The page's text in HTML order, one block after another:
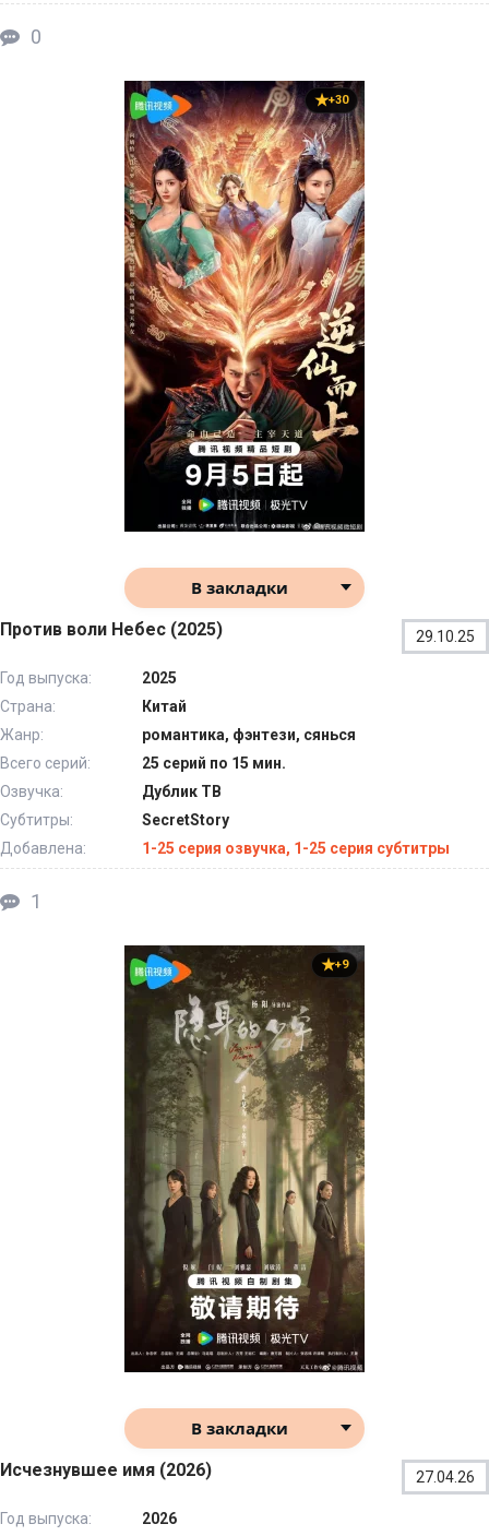
0
+30
В закладки
Против воли Небес (2025) 29.10.25
Год выпуска:
2025
Страна:
Китай
Жанр:
романтика, фэнтези, сянься
Всего серий:
25 серий по 15 мин.
Озвучка:
Дублик ТВ
Субтитры:
SecretStory
Добавлена:
1-25 серия озвучка, 1-25 серия субтитры
1
+9
В закладки
Исчезнувшее имя (2026) 27.04.26
Год выпуска:
2026